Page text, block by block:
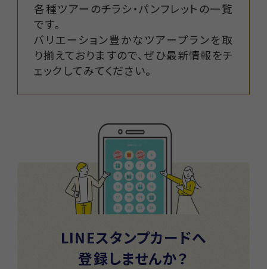
各種ツアーのチラシ・パンフレットの一覧
です。
バリエーション豊かなツアープランを取
り揃えておりますので、ぜひ最新情報をチ
ェックしてみてください。
LINEスタンプカードへ
登録しませんか？